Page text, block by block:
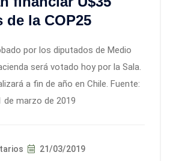
de la COP25
por los diputados de Medio
será votado hoy por la Sala.
a fin de año en Chile. Fuente:
de marzo de 2019
21/03/2019